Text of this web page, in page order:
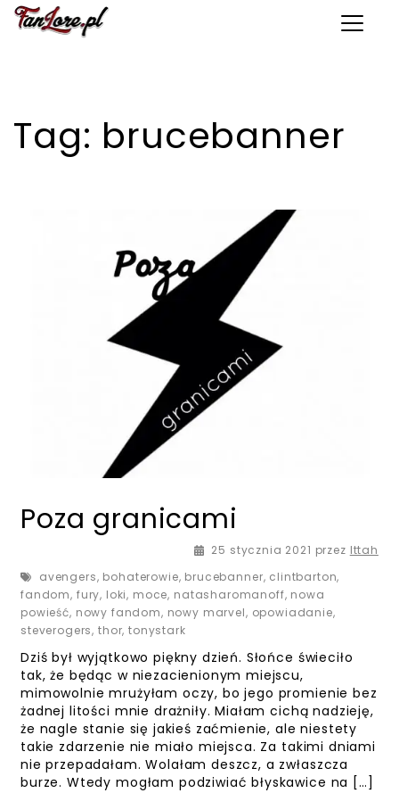
Toggle
Tag: brucebanner
Poza granicami
25 stycznia 2021 przez Ittah
avengers, bohaterowie, brucebanner, clintbarton,
fandom, fury, loki, moce, natasharomanoff, nowa
powieść, nowy fandom, nowy marvel, opowiadanie,
steverogers,thor,tonystark
Dziś był wyjątkowo piękny dzień. Słońce świeciło
tak, że będąc w niezacienionym miejscu,
mimowolnie mrużyłam oczy, bo jego promienie bez
żadnej litości mnie drażniły. Miałam cichą nadzieję,
że nagle stanie się jakieś zaćmienie, ale niestety
takie zdarzenie nie miało miejsca. Za takimi dniami
nie przepadałam. Wolałam deszcz, a zwłaszcza
burze. Wtedy mogłam podziwiać błyskawice na […]